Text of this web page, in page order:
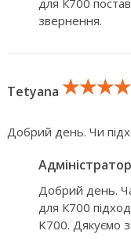
для К700
звернення.
Tetyana
Добрий день. Чи
Добрий день.
для К700
K700. Дякуємо